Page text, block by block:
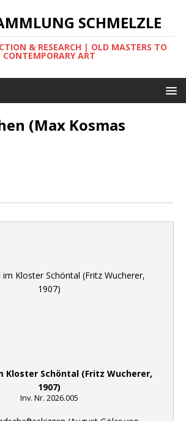
SCHMELZLE
& RESEARCH | OLD MASTERS TO
CONTEMPORARY ART
(Max Kosmas
Kloster Schöntal (Fritz Wucherer,
1907)
Inv. Nr. 2026.005